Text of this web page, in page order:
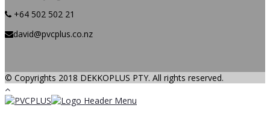
+64 502 502 21
david@pvcplus.co.nz
© Copyrights 2018 DEKKOPLUS PTY. All rights reserved.